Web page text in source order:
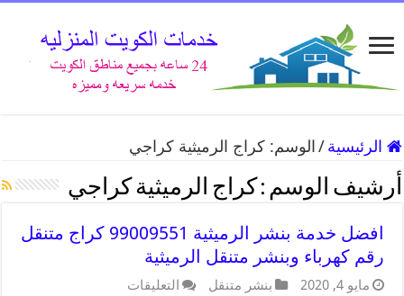
الرئيسية / الوسم:كراج الرميثية كراجي
أرشيف الوسم : كراج الرميثية كراجي
افضل خدمة بنشر الرميثية 99009551 كراج متنقل
رقم كهرباء وبنشر متنقل الرميثية
مايو 4, 2020 بنشر متنقل التعليقات